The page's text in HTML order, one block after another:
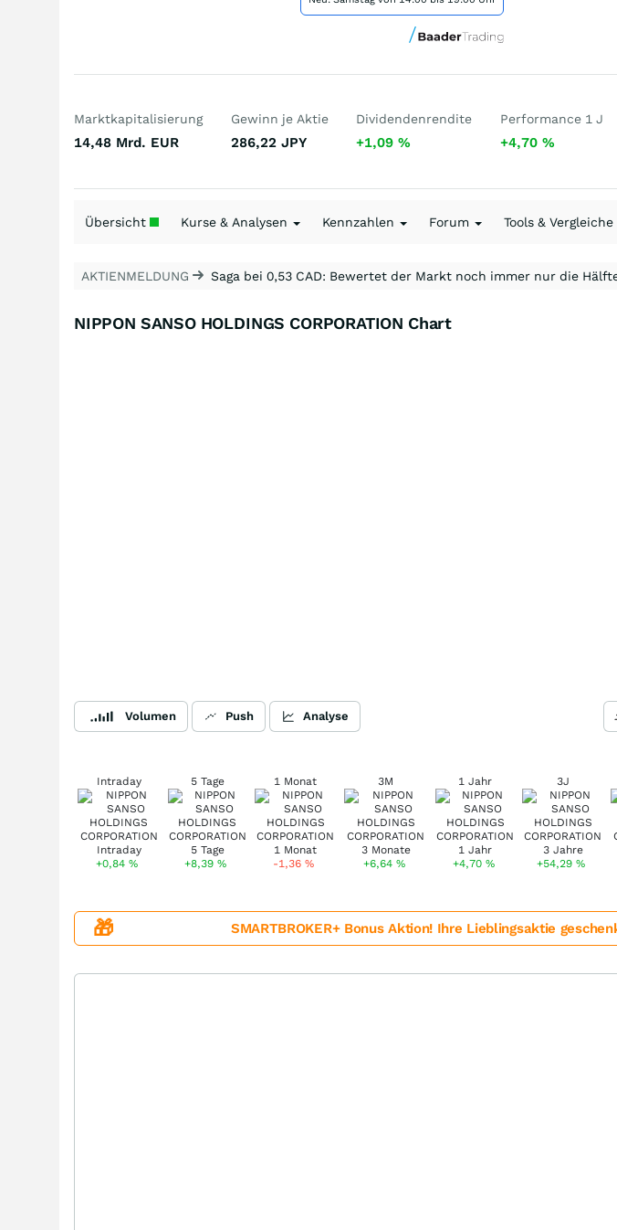
Marktkapitalisierung
14,48 Mrd. EUR
Gewinn je Aktie
286,22 JPY
Dividendenrendite
+1,09 %
Performance 1 J
+4,70 %
Übersicht Kurse & Analysen Kennzahlen Forum Tools & Vergleiche
AKTIENMELDUNG Saga bei 0,53 CAD: Bewertet der Markt noch immer nur die
NIPPON SANSO HOLDINGS CORPORATION Chart
Volumen Push Analyse
Intraday
+0,84%
5 Tage
+8,39%
1 Monat
-1,36%
3M
+6,64 %
1 Jahr
+4,70 %
3J
+54,29%
🎁 SMARTBROKER+ Bonus Aktion! Ihre Lieblingsaktie